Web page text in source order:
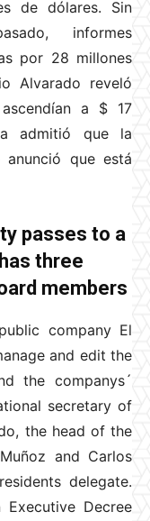
de dólares. Sin
informes
por 28 millones
Alvarado reveló
a $ 17
admitió que la
anunció que está
passes to a
three
members
company El
and edit the
the companys´
secretary of
the head of the
and Carlos
delegate.
Decree